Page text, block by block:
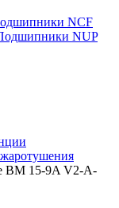
NCF
NUP
BM 15-9A V2-A-